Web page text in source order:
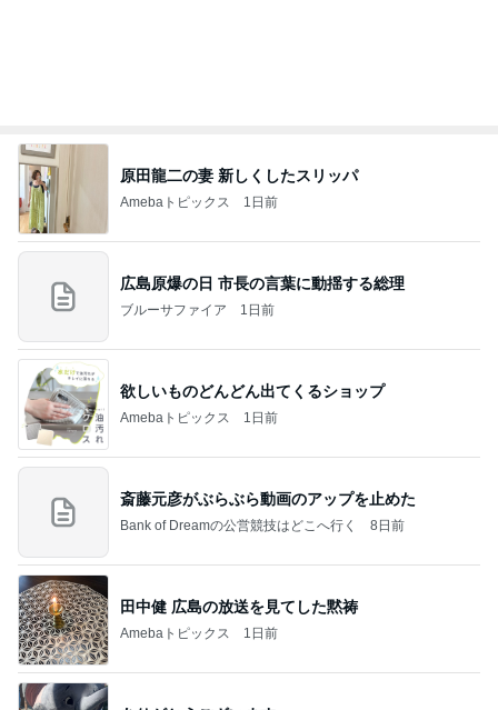
原田龍二の妻 新しくしたスリッパ
Amebaトピックス 1日前
広島原爆の日 市長の言葉に動揺する総理
ブルーサファイア 1日前
欲しいものどんどん出てくるショップ
Amebaトピックス 1日前
斎藤元彦がぶらぶら動画のアップを止めた
Bank of Dreamの公営競技はどこへ行く 8日前
田中健 広島の放送を見てした黙祷
Amebaトピックス 1日前